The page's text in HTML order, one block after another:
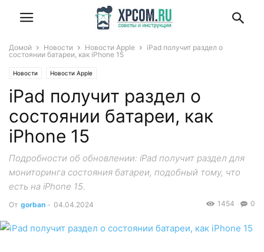
Домой Новости Новости Apple
iPad получит раздел о
состоянии батареи, как iPhone 15
Новости Новости Apple
iPad получит раздел о
состоянии батареи, как
iPhone 15
Подробности об обновлении: iPad получит раздел для
мониторинга состояния батареи, подобный тому, что
есть на iPhone 15.
От gorban - 04.04.2024 0
1454